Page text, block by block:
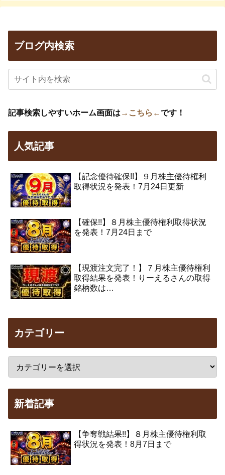
ブログ内検索
記事検索しやすいホーム画面は →こちら←です！
人気記事
【記念優待確保!!】９月株主優待権利
取得状況を発表！7月24日更新
【確保!!】８月株主優待権利取得状況
を発表！7月24日まで
【現渡注文完了！】７月株主優待権利
取得結果を発表！りーえるさんの取得
銘柄数は…
カテゴリー
新着記事
【争奪戦結果!!】８月株主優待権利取
得状況を発表！8月7日まで